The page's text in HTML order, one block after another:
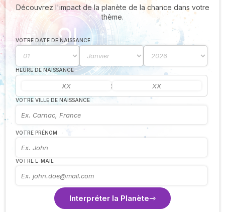
Découvrez l'impact de la planète de la chance dans votre
thème.
VOTRE DATE DE NAISSANCE
HEURE DE NAISSANCE
:
VOTRE VILLE DE NAISSANCE
VOTRE PRÉNOM
VOTRE E-MAIL
Interpréter la Planète